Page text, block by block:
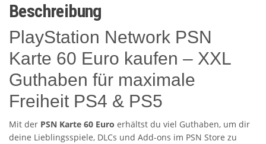
Beschreibung
PlayStation Network PSN
Karte 60 Euro kaufen – XXL
Guthaben für maximale
Freiheit PS4 & PS5
Mit der PSN Karte 60 Euro erhältst du viel Guthaben, um dir
deine Lieblingsspiele, DLCs und Add-ons im PSN Store zu